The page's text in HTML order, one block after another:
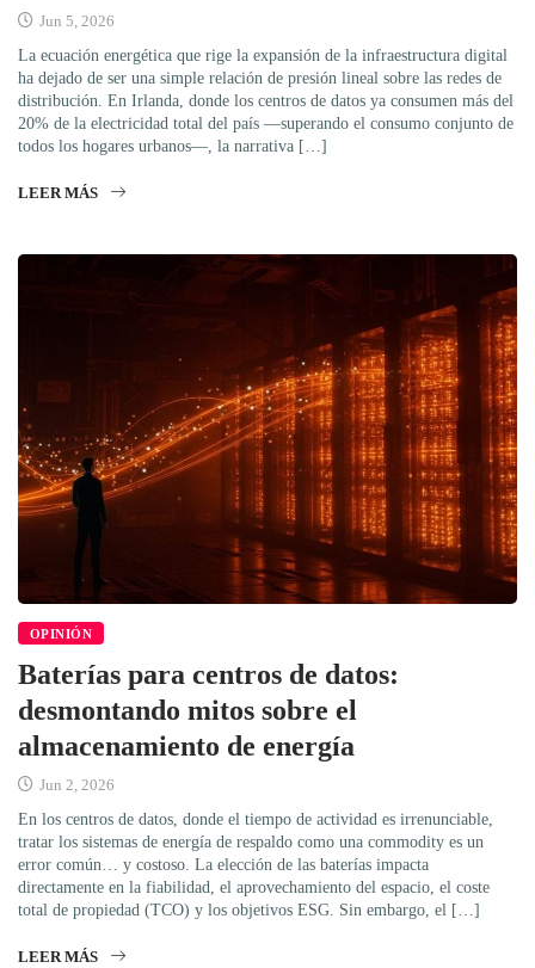
Jun 5, 2026
La ecuación energética que rige la expansión de la infraestructura digital
ha dejado de ser una simple relación de presión lineal sobre las redes de
distribución. En Irlanda, donde los centros de datos ya consumen más del
20% de la electricidad total del país —superando el consumo conjunto de
todos los hogares urbanos—, la narrativa […]
LEER MÁS
OPINIÓN
Baterías para centros de datos:
desmontando mitos sobre el
almacenamiento de energía
Jun 2, 2026
En los centros de datos, donde el tiempo de actividad es irrenunciable,
tratar los sistemas de energía de respaldo como una commodity es un
error común… y costoso. La elección de las baterías impacta
directamente en la fiabilidad, el aprovechamiento del espacio, el coste
total de propiedad (TCO) y los objetivos ESG. Sin embargo, el […]
LEER MÁS